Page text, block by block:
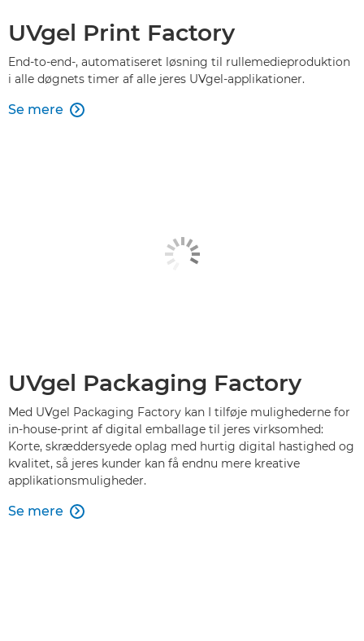
UVgel Print Factory
End-to-end-, automatiseret løsning til rullemedieproduktion
i alle døgnets timer af alle jeres UVgel-applikationer.
Se mere 
UVgel Packaging Factory
Med UVgel Packaging Factory kan I tilføje mulighederne for
in-house-print af digital emballage til jeres virksomhed:
Korte, skræddersyede oplag med hurtig digital hastighed og
kvalitet, så jeres kunder kan få endnu mere kreative
applikationsmuligheder.
Se mere 